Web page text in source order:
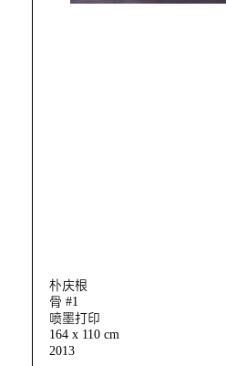
朴庆根
骨 #1
喷墨打印
164 x 110 cm
2013